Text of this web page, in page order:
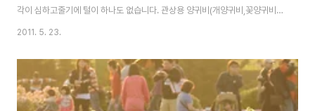
각이 심하고줄기에 털이 하나도 없습니다. 관상용 양귀비(개양귀비,꽃양귀비)
는 식물의 줄기에 솜털이 있습니다^^ 양귀비의 강렬한 빨강은 장미와의 또다른
름다움에 비길만큼 아름다운 꽃이라 해서 ‘양귀비’로 이름지어졌습니다. 그럼
아름다운 양귀비 꽃을 감상해보세요^^
2011. 5. 23.